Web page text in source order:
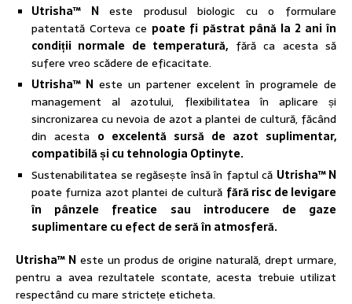
Utrisha™ Neste produsul biologic cu o formulare
patentată Corteva ce poate fi păstrat până la 2 ani în
condiții normale de temperatură, fără ca acesta să
sufere vreo scădere de eficacitate.
Utrisha™ N este un partener excelent în programele de
management al azotului, flexibilitatea în aplicare și
sincronizarea cu nevoia de azot a plantei de cultură, făcând
din acesta o excelentă sursă de azot suplimentar,
compatibilă și cu tehnologia Optinyte.
Sustenabilitatea se regăsește însă în faptul că Utrisha™ N
poate furniza azot plantei de cultură fără risc de levigare
în pânzele freatice sau introducere de gaze
suplimentare cu efect de seră în atmosferă.
Utrisha™ Neste un produs de origine naturală, drept urmare,
pentru a avea rezultatele scontate, acesta trebuie utilizat
respectând cu mare strictețe eticheta.